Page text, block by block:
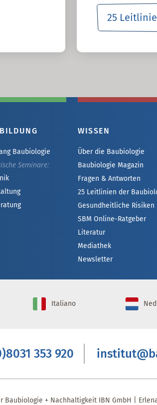
25
Baubiologie
Seminare:
WISSEN
Über die Baubiologie
Baubiologie Magazin
Fragen & Antworten
25 Leitlinien der
Gesundheitliche Risiken
SBM Online-Ratgeber
Literatur
Mediathek
Newsletter
Italiano
353 920
Baubiologie + Nachhaltigkeit IBN GmbH |